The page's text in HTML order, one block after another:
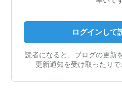
ログインして
読者になると、ブログの更新
更新通知を受け取ったりで